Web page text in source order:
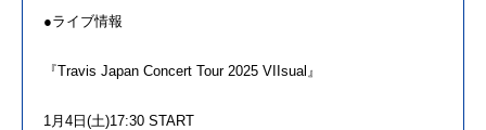
●ライブ情報
『Travis Japan Concert Tour 2025 VIIsual』
1月4日(土)17:30 START